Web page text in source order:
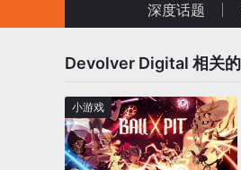
深度话题
Devolver Digital 相关
小游戏